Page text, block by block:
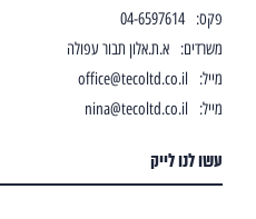
פקס: 04-6597614
משרדים: א.ת.אלון תבור עפולה
מייל:
office@tecoltd.co.il
מייל:
nina@tecoltd.co.il
עשו לנו לייק